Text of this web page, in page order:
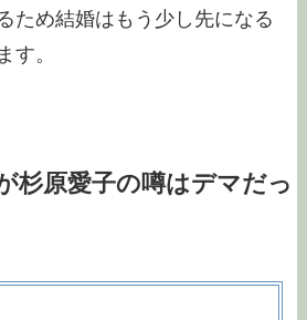
ため結婚はもう少し先になる
す。
杉原愛子の噂はデマだっ